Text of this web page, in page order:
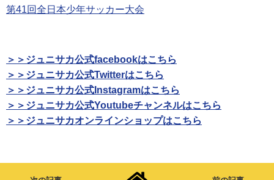
第41回全日本少年サッカー大会
＞＞ジュニサカ公式facebookはこちら
＞＞ジュニサカ公式Twitterはこちら
＞＞ジュニサカ公式Instagramはこちら
＞＞ジュニサカ公式Youtubeチャンネルはこちら
＞＞ジュニサカオンラインショップはこちら